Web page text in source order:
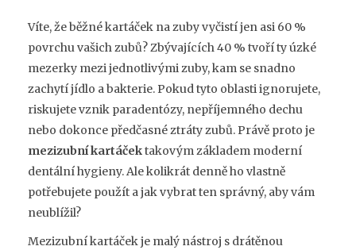
Víte, že běžné kartáček na zuby vyčistí jen asi 60 %
povrchu vašich zubů? Zbývajících 40 % tvoří ty úzké
mezerky mezi jednotlivými zuby, kam se snadno
zachytí jídlo a bakterie. Pokud tyto oblasti ignorujete,
riskujete vznik paradentózy, nepříjemného dechu
nebo dokonce předčasné ztráty zubů. Právě proto je
mezizubní kartáčektakovým základem moderní
dentální hygieny. Ale kolikrát denně ho vlastně
potřebujete použít a jak vybrat ten správný, aby vám
neublížil?
Mezizubní kartáčekje malý nástroj s drátěnou